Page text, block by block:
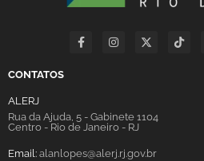
CONTATOS
ALERJ
Rua da Ajuda, 5 - Gabinete 1104
Centro - Rio de Janeiro - RJ
Email: alanlopes@alerj.rj.gov.br